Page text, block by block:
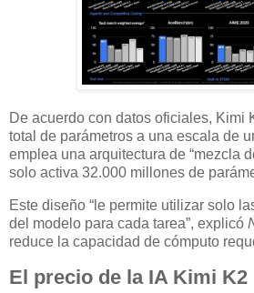
De acuerdo con datos oficiales, Kimi
total de parámetros a una escala de
emplea una arquitectura de “mezcla
solo activa 32.000 millones de
Este diseño “le permite utilizar solo
del modelo para cada tarea”, explicó
reduce la capacidad de cómputo
El precio de la IA Kimi K2